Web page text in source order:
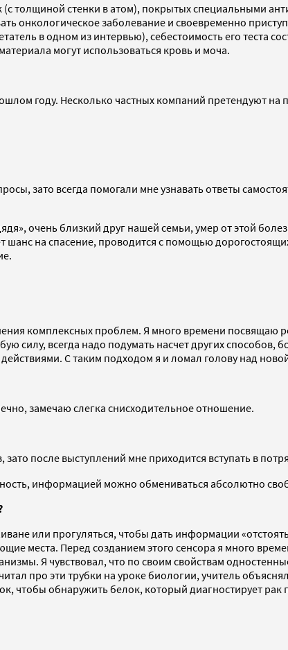
толщиной стенки в атом), покрытых специальными
онкологическое заболевание и своевременно
в одном из интервью), себестоимость его теста
могут использоваться кровь и моча.
году. Несколько частных компаний претендуют на
зато всегда помогали мне узнавать ответы
очень близкий друг нашей семьи, умер от этой
шанс на спасение, проводится с помощью
комплексных проблем. Я много времени посвящаю
силу, всегда надо подумать насчет других способов,
С таким подходом я и ломал голову над
замечаю слегка снисходительное отношение.
после выступлений мне приходится вступать в
информацией можно обмениваться абсолютно
или прогуляться, чтобы дать информации
места. Перед созданием этого сенсора я много
Я чувствовал, что по своим свойствам
про эти трубки на уроке биологии, учитель
чтобы обнаружить белок, который диагностирует